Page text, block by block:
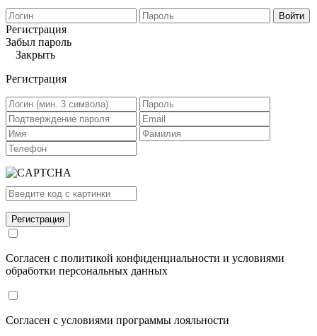
Войти
Регистрация
Забыл пароль
Закрыть
Регистрация
Согласен с политикой конфиденциальности и условиями
обработки персональных данных
Согласен с условиями программы лояльности